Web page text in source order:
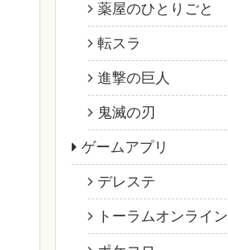
薬屋のひとりごと
転スラ
進撃の巨人
鬼滅の刃
ゲームアプリ
デレステ
トーラムオンライン